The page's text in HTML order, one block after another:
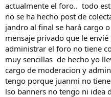
actualmente el foro.. todo
no se ha hecho post de
jandro al final se hará cargo
mensaje privado que le envié
administrar el foro no tiene
muy sencillas de hecho yo
cargo de moderacion y
tengo porque juanmi no
lso banners no tengo ni idea